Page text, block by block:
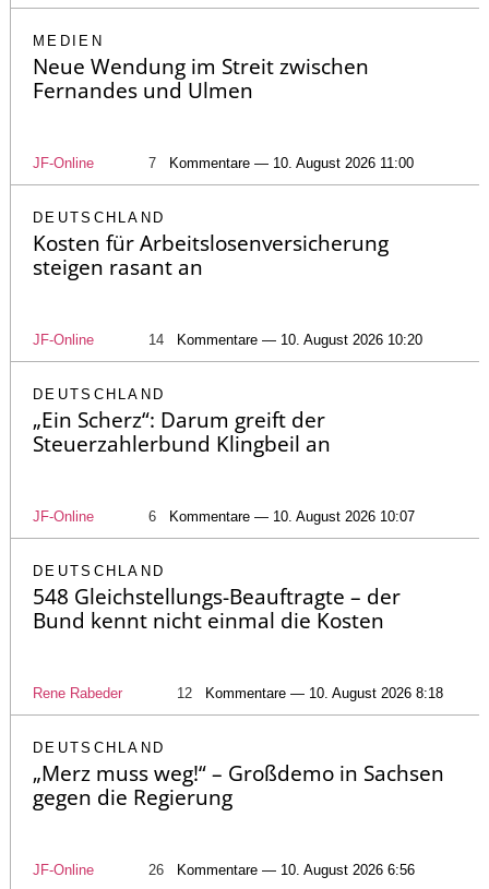
MEDIEN
Neue Wendung im Streit zwischen
Fernandes und Ulmen
JF-Online 7 Kommentare — 10. August 2026 11:00
DEUTSCHLAND
Kosten für Arbeitslosenversicherung
steigen rasant an
JF-Online 14 Kommentare — 10. August 2026 10:20
DEUTSCHLAND
„Ein Scherz“: Darum greift der
Steuerzahlerbund Klingbeil an
JF-Online 6 Kommentare — 10. August 2026 10:07
DEUTSCHLAND
548 Gleichstellungs-Beauftragte – der
Bund kennt nicht einmal die Kosten
Rene Rabeder 12 Kommentare — 10. August 2026 8:18
DEUTSCHLAND
„Merz muss weg!“ – Großdemo in Sachsen
gegen die Regierung
JF-Online 26 Kommentare — 10. August 2026 6:56